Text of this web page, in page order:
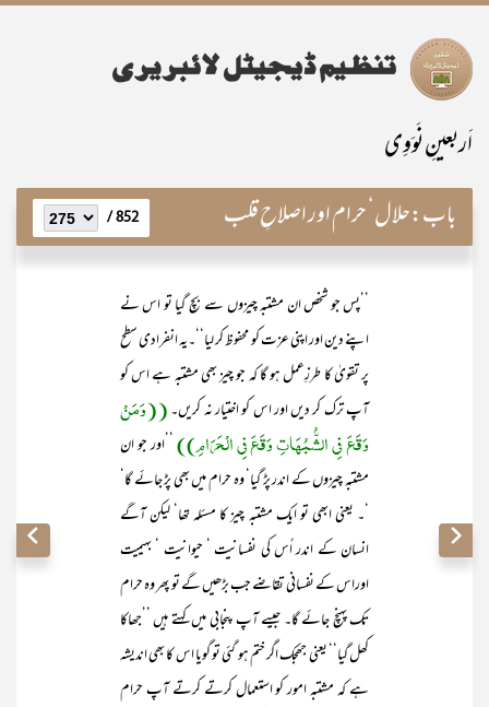
اَربعینِ نَوَوِی
باب:حلال‘ حرام اور اصلاحِ قلب 852 /
’’پس جو شخص ان مشتبہ چیزوں سے بچ گیا تو اس نے
اپنے دین اور اپنی عزت کو محفوظ کر لیا‘‘۔یہ انفرادی سطح
پر تقویٰ کا طرزِعمل ہو گا کہ جو چیز بھی مشتبہ ہے اس کو
آپ ترک کر دیں اور اس کو اختیار نہ کریں۔((وَمَنْ
وَقَعَ فِی الشُّبُھَاتِ وَقَعَ فِی الْحَرَامِ)) ’’اور جو ان
مشتبہ چیزوں کے اندر پڑ گیا‘ وہ حرام میں بھی پڑ جائے گا‘
‘۔ یعنی ابھی تو ایک مشتبہ چیز کا مسئلہ تھا‘ لیکن آگے
انسان کے اندر اُس کی نفسانیت ‘ حیوانیت ‘ بہیمیت
اوراس کے نفسانی تقاضے جب بڑھیں گے تو پھر وہ حرام
تک پہنچ جائے گا۔ جیسے آپ پنجابی میں کہتے ہیں ’’جھاکا
کھل گیا‘‘ یعنی جھجک اگر ختم ہو گئی تو گویا اس کا بھی اندیشہ
ہے کہ مشتبہ امور کو استعمال کرتے کرتے آپ حرام